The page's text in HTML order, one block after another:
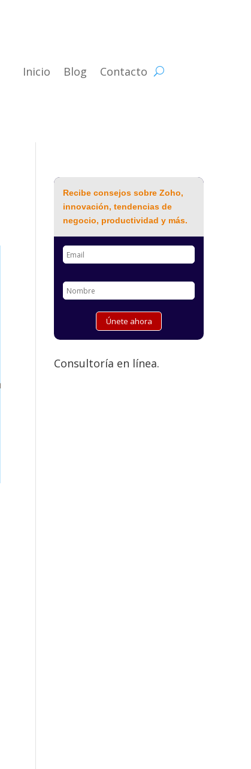
Inicio Blog Contacto
Recibe consejos sobre Zoho,
innovación, tendencias de
negocio, productividad y más.
Consultoría en línea.